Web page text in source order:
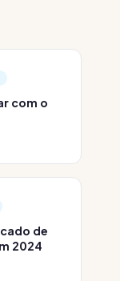
com o
de
2024